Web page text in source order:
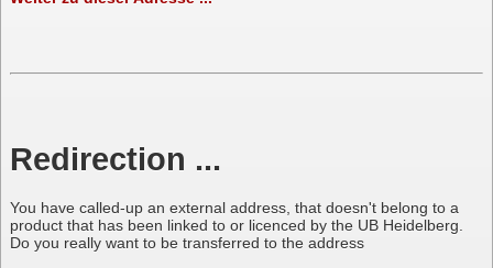
Redirection ...
You have called-up an external address, that doesn't belong to a
product that has been linked to or licenced by the UB Heidelberg.
Do you really want to be transferred to the address